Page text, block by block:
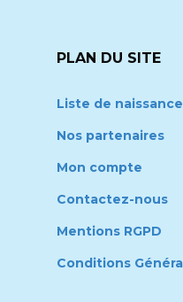
PLAN DU SITE
Liste de naissance
Nos partenaires
Mon compte
Contactez-nous
Mentions RGPD
Conditions